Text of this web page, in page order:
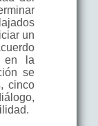
un
en la
se
cinco